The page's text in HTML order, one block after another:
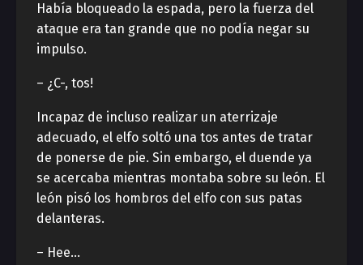
Había bloqueado la espada, pero la fuerza del
ataque era tan grande que no podía negar su
impulso.
– ¿C-, tos!
Incapaz de incluso realizar un aterrizaje
adecuado, el elfo soltó una tos antes de tratar
de ponerse de pie. Sin embargo, el duende ya
se acercaba mientras montaba sobre su león. El
león pisó los hombros del elfo con sus patas
delanteras.
– Hee…